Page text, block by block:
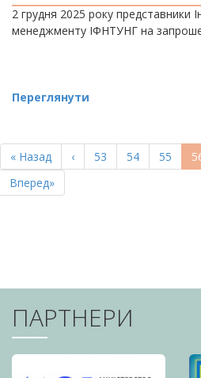
2 грудня 2025 року представники
менеджменту ІФНТУНГ на
Переглянути
НА
СТОРІНКИ
Перша
сторінка
« Назад
Попередня
сторінка
‹ Page
53 Page
54 Page
55
Остання
сторінка
Вперед»
ПАРТНЕРИ